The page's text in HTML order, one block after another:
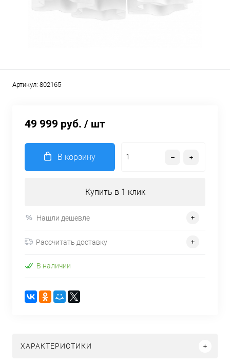
Артикул: 802165
49 999 руб. / шт
В корзину
Купить в 1 клик
Нашли дешевле
Рассчитать доставку
В наличии
ХАРАКТЕРИСТИКИ